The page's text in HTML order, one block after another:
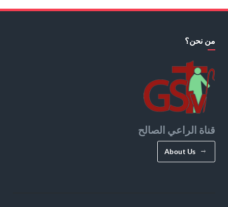
من نحن؟
قناة الراعي الصالح
About Us